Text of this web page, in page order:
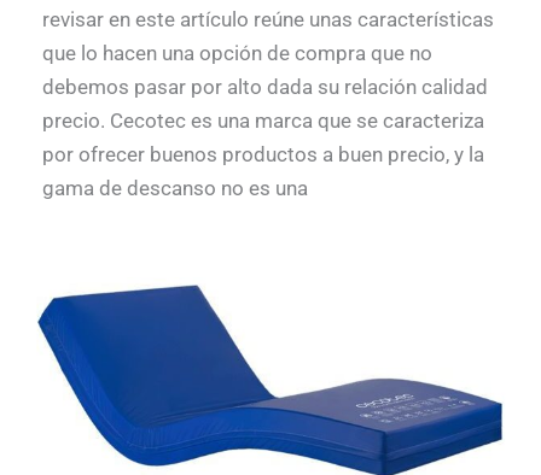
revisar en este artículo reúne unas características
que lo hacen una opción de compra que no
debemos pasar por alto dada su relación calidad
precio. Cecotec es una marca que se caracteriza
por ofrecer buenos productos a buen precio, y la
gama de descanso no es una